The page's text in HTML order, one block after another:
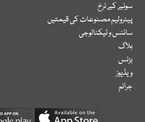
سونے کے نرخ
پیٹرولیم مصنوعات کی قیمتیں
سائنس و ٹیکنالوجی
بلاگ
بزنس
ویڈیوز
جرائم